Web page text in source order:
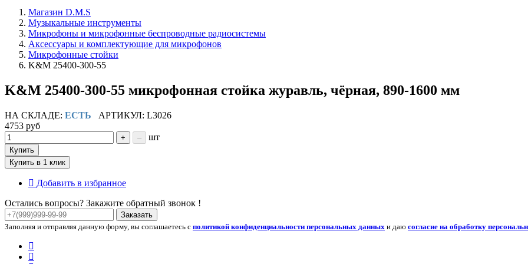
Магазин D.M.S
Музыкальные инструменты
Микрофоны и микрофонные беспроводные радиосистемы
Аксессуары и комплектующие для микрофонов
Микрофонные стойки
K&M 25400-300-55
K&M 25400-300-55 микрофонная стойка журавль, чёрная, 890-1600 мм
НА СКЛАДЕ: ЕСТЬ АРТИКУЛ: L3026
4753 руб
+ – шт
Купить
Купить в 1 клик
Добавить в избранное
Остались вопросы? Закажите обратный звонок !
Заказать
Заполняя и отправляя данную форму, вы соглашаетесь с политикой конфиденциальности персональных данных и даю согласие на обработку